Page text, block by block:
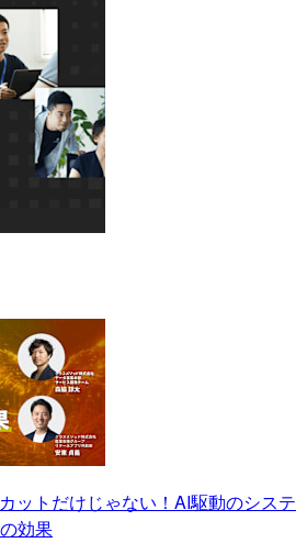
ットだけじゃない！AI駆動のシステ
効果